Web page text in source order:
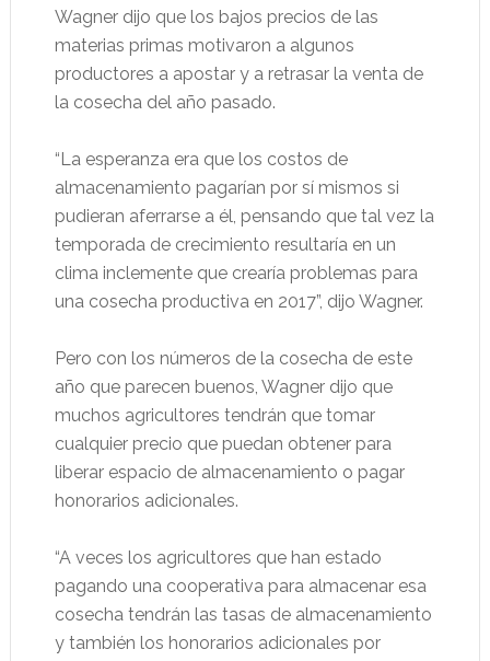
Wagner dijo que los bajos precios de las
materias primas motivaron a algunos
productores a apostar y a retrasar la venta de
la cosecha del año pasado.
“La esperanza era que los costos de
almacenamiento pagarían por sí mismos si
pudieran aferrarse a él, pensando que tal vez la
temporada de crecimiento resultaría en un
clima inclemente que crearía problemas para
una cosecha productiva en 2017”, dijo Wagner.
Pero con los números de la cosecha de este
año que parecen buenos, Wagner dijo que
muchos agricultores tendrán que tomar
cualquier precio que puedan obtener para
liberar espacio de almacenamiento o pagar
honorarios adicionales.
“A veces los agricultores que han estado
pagando una cooperativa para almacenar esa
cosecha tendrán las tasas de almacenamiento
y también los honorarios adicionales por